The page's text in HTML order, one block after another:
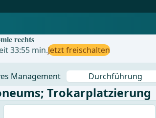
rechts
33:55 min.Jetzt freischalten
Management Durchführung
Trokarplatzierung